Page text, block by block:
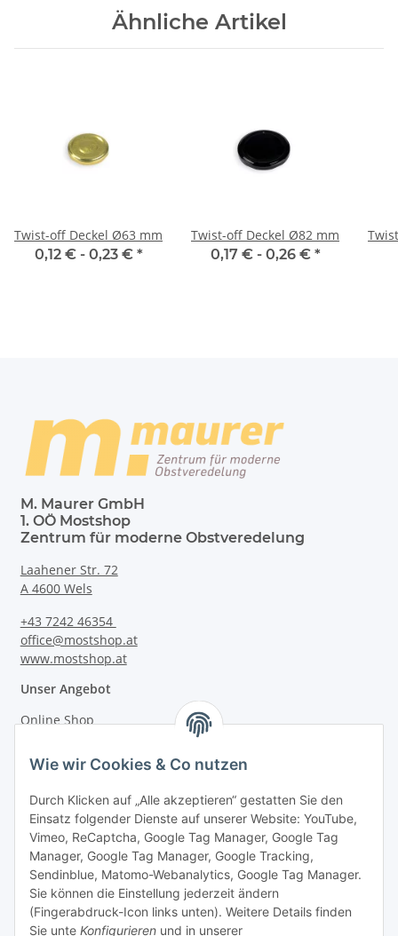
Ähnliche Artikel
Twist-off Deckel Ø63 mm
0,12 € - 0,23 € *
Twist-off Deckel Ø82 mm
0,17 € - 0,26 € *
M. Maurer GmbH
1. OÖ Mostshop
Zentrum für moderne Obstveredelung
Laahener Str. 72
A 4600 Wels
+43 7242 46354
office@mostshop.at
www.mostshop.at
Unser Angebot
Online Shop
Informationen
Wie wir Cookies & Co nutzen
Durch Klicken auf „Alle akzeptieren“ gestatten Sie den
Einsatz folgender Dienste auf unserer Website: YouTube,
Vimeo, ReCaptcha, Google Tag Manager, Google Tag
Manager, Google Tag Manager, Google Tracking,
Sendinblue, Matomo-Webanalytics, Google Tag Manager.
Sie können die Einstellung jederzeit ändern
(Fingerabdruck-Icon links unten). Weitere Details finden
Sie unte Konfigurieren und in unserer